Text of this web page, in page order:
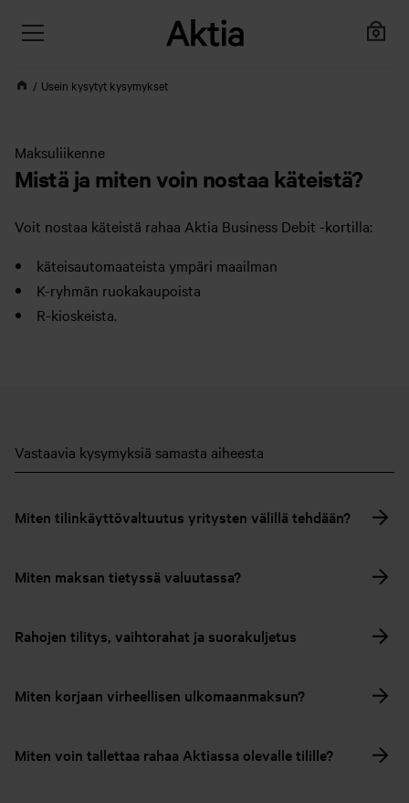
Usein kysytyt kysymykset
Maksuliikenne
Mistä ja miten voin nostaa käteistä?
Voit nostaa käteistä rahaa Aktia Business Debit -kortilla:
käteisautomaateista ympäri maailman
K-ryhmän ruokakaupoista
R-kioskeista.
Vastaavia kysymyksiä samasta aiheesta
Miten tilinkäyttövaltuutus yritysten välillä tehdään?
Miten maksan tietyssä valuutassa?
Rahojen tilitys, vaihtorahat ja suorakuljetus
Miten korjaan virheellisen ulkomaanmaksun?
Miten voin tallettaa rahaa Aktiassa olevalle tilille?